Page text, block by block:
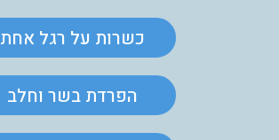
כשרות על רגל אחת
הפרדת בשר וחלב